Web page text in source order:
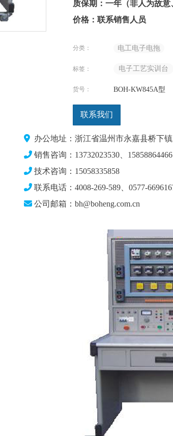
质保期：一年（非人为故意
价格：联系销售人员
分类： 电工电子电拖
标签： 电子工艺实训台
货号： BOH-KW845A型
联系我们
办公地址：浙江省温州市永嘉县桥下
销售咨询：13732023530、
技术咨询：15058335858
联系电话：4008-269-589、0577-
公司邮箱：bh@boheng.com.cn